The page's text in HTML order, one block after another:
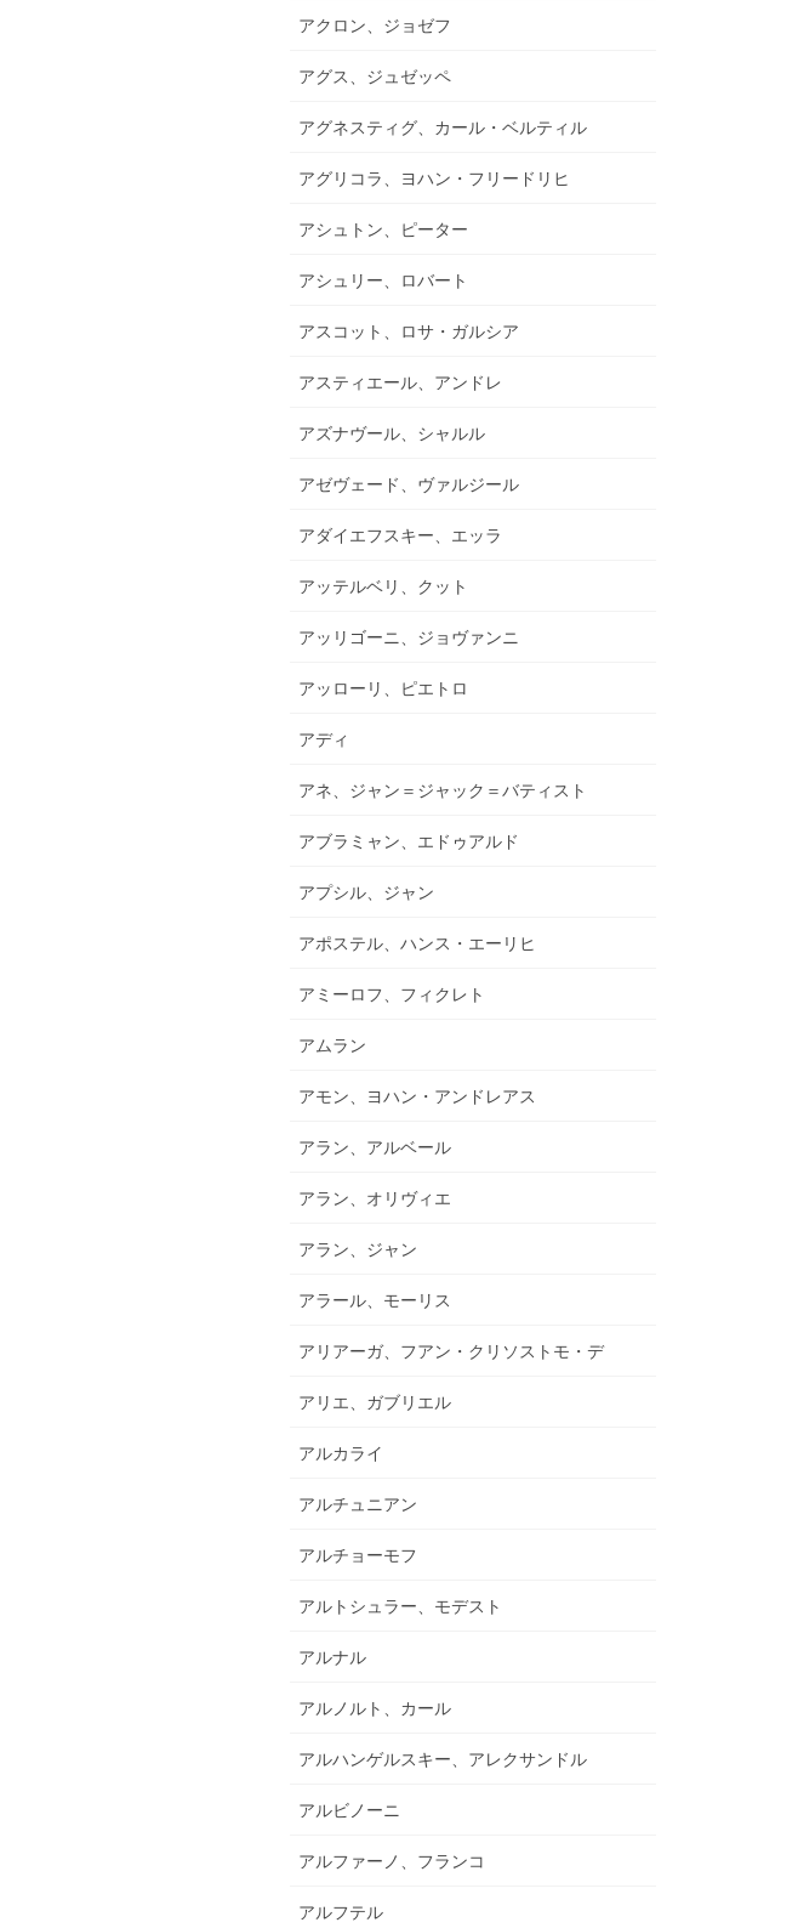
アクロン、ジョゼフ
アグス、ジュゼッペ
アグネスティグ、カール・ベルティル
アグリコラ、ヨハン・フリードリヒ
アシュトン、ピーター
アシュリー、ロバート
アスコット、ロサ・ガルシア
アスティエール、アンドレ
アズナヴール、シャルル
アゼヴェード、ヴァルジール
アダイエフスキー、エッラ
アッテルベリ、クット
アッリゴーニ、ジョヴァンニ
アッローリ、ピエトロ
アディ
アネ、ジャン＝ジャック＝バティスト
アブラミャン、エドゥアルド
アプシル、ジャン
アポステル、ハンス・エーリヒ
アミーロフ、フィクレト
アムラン
アモン、ヨハン・アンドレアス
アラン、アルベール
アラン、オリヴィエ
アラン、ジャン
アラール、モーリス
アリアーガ、フアン・クリソストモ・デ
アリエ、ガブリエル
アルカライ
アルチュニアン
アルチョーモフ
アルトシュラー、モデスト
アルナル
アルノルト、カール
アルハンゲルスキー、アレクサンドル
アルビノーニ
アルファーノ、フランコ
アルフテル